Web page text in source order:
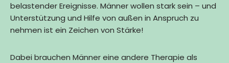
belastender Ereignisse. Männer wollen stark sein – und
Unterstützung und Hilfe von außen in Anspruch zu
nehmen ist ein Zeichen von Stärke!
Dabei brauchen Männer eine andere Therapie als